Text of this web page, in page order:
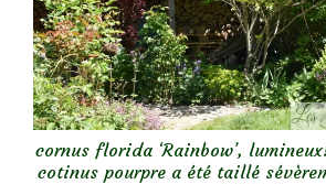
cornus florida ‘Rainbow’,
cotinus pourpre a été taillé